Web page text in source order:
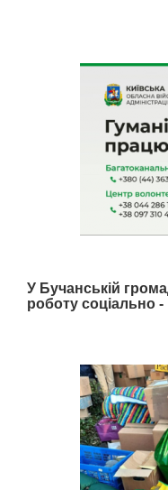
У Бучанській
роботу соціально -